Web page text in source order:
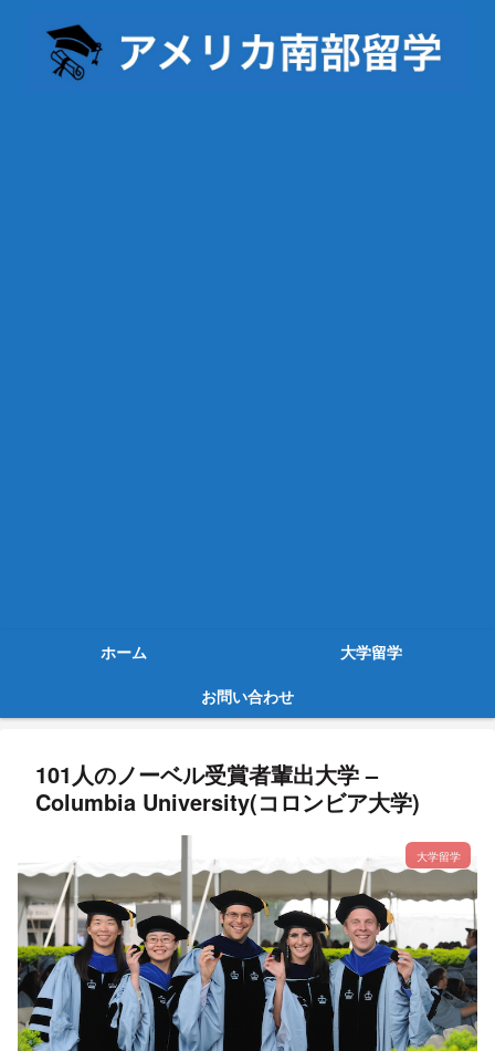
ホーム
大学留学
お問い合わせ
101人のノーベル受賞者輩出大学 –
Columbia University(コロンビア大学)
大学留学